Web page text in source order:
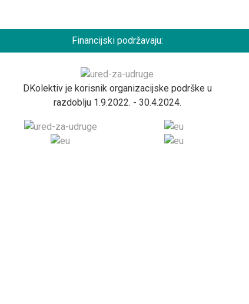
Financijski podržavaju:
DKolektiv je korisnik organizacijske podrške u
razdoblju 1.9.2022. - 30.4.2024.